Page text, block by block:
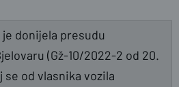
donijela presudu
(Gž-10/2022-2 od 20.
se od vlasnika vozila